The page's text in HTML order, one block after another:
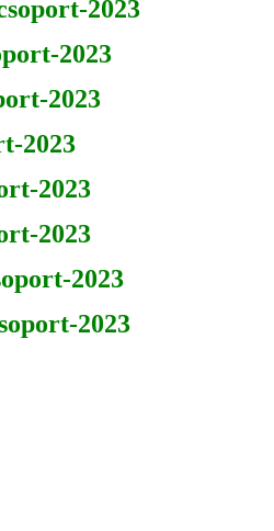
2023
2023
2023
2023
2023
2023
2023
2023